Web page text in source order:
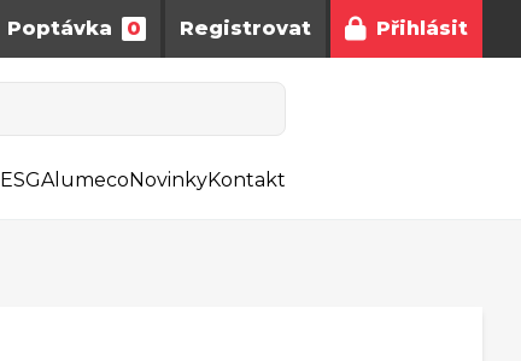
Poptávka 0 Registrovat Přihlásit
ESGAlumecoNovinkyKontakt